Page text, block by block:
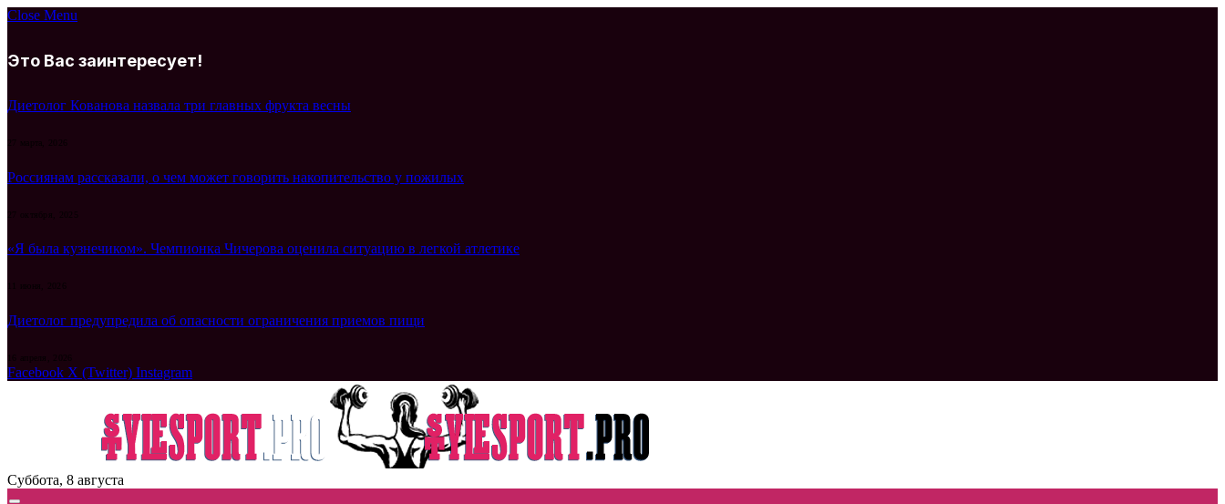
Close Menu
Это Вас заинтересует!
Диетолог Кованова назвала три главных фрукта весны
27 марта, 2026
Россиянам рассказали, о чем может говорить накопительство у пожилых
«Я была кузнечиком». Чемпионка Чичерова оценила ситуацию в легкой атлетике
Диетолог предупредила об опасности ограничения приемов пищи
Facebook X (Twitter) Instagram
Суббота, 8 августа